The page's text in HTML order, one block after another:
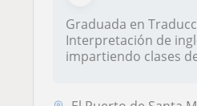
Graduada en
Interpretación de
impartiendo clases